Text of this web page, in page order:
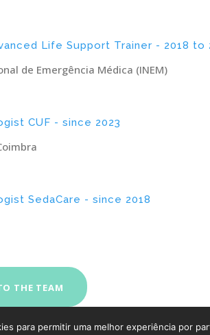
Life Support Trainer - 2018 to
de Emergência Médica (INEM)
CUF - since 2023
SedaCare - since 2018
THE TEAM POLÍTICA DE
para permitir uma melhor experiência por